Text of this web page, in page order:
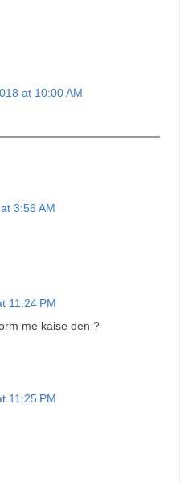
at 10:00 AM
3:56 AM
11:24 PM
me kaise den ?
11:25 PM